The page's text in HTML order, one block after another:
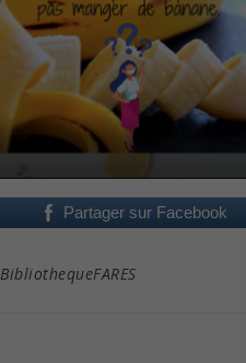
Partager sur Facebook
BibliothequeFARES